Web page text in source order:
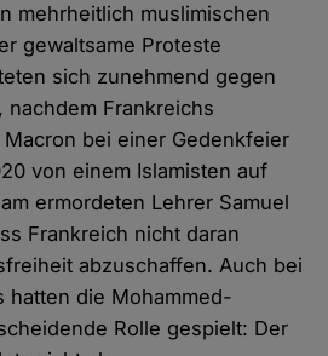
mehrheitlich muslimischen
gewaltsame Proteste
sich zunehmend gegen
nachdem Frankreichs
Macron bei einer Gedenkfeier
von einem Islamisten auf
ermordeten Lehrer Samuel
Frankreich nicht daran
abzuschaffen. Auch bei
hatten die Mohammed-
Rolle gespielt: Der